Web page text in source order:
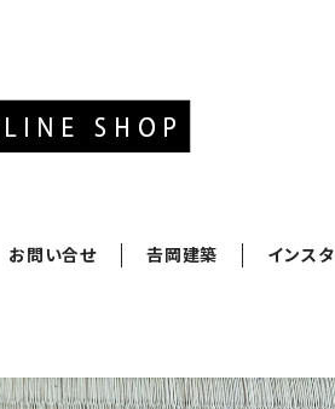
お問い合せ 𠮷岡建築 インスタ